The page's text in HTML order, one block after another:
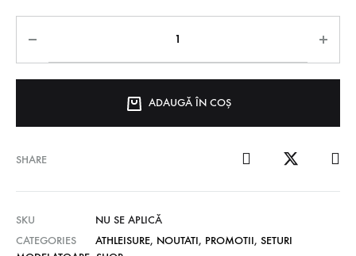
ADAUGĂ ÎN COȘ
SHARE
SKU
NU SE APLICĂ
CATEGORIES
ATHLEISURE, NOUTATI, PROMOTII, SETURI